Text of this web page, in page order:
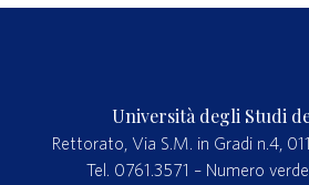
Università degli Studi
Rettorato, Via S.M. in Gradi n.4,
Tel. 0761.3571 – Numero